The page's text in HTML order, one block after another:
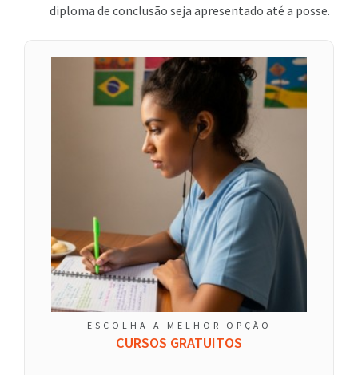
diploma de conclusão seja apresentado até a posse.
ESCOLHA A MELHOR OPÇÃO
CURSOS GRATUITOS